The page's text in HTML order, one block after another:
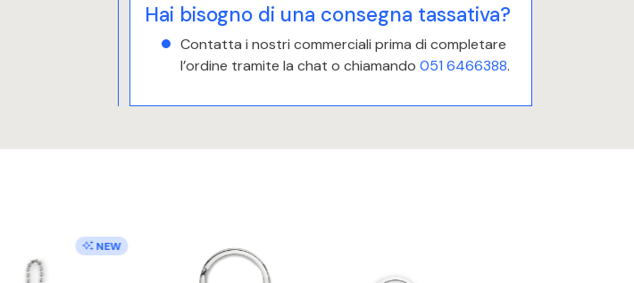
Hai bisogno di una consegna tassativa?
Contatta i nostri commerciali prima di completare
l’ordine tramite la chat o chiamando 051 6466388.
NEW